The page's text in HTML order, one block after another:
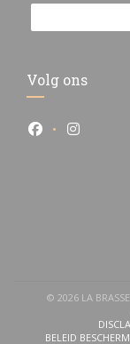
Volg ons
Facebook
© 2026 LA
BELEID